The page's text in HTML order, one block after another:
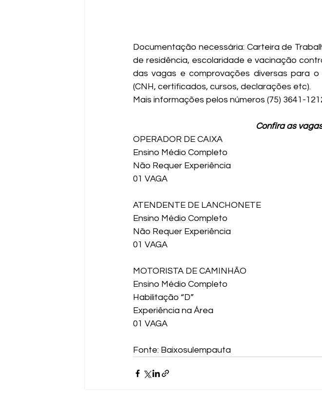
Documentação necessária: Carteira de
de residência, escolaridade e vacinação
das vagas e comprovações diversas para
(CNH, certificados, cursos, declarações etc).
Mais informações pelos números (75) 3641-
Confira as
OPERADOR DE CAIXA
Ensino Médio Completo
Não Requer Experiência
01 VAGA
ATENDENTE DE LANCHONETE
Ensino Médio Completo
Não Requer Experiência
01 VAGA
MOTORISTA DE CAMINHÃO
Ensino Médio Completo
Habilitação “D”
Experiência na Área
01 VAGA
Fonte: Baixosulempauta